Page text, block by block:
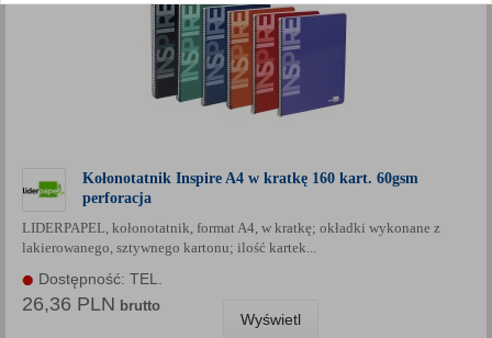
Kołonotatnik Inspire A4 w kratkę 160 kart. 60gsm
perforacja
LIDERPAPEL, kołonotatnik, format A4, w kratkę; okładki wykonane z
lakierowanego, sztywnego kartonu; ilość kartek...
Dostępność: TEL.
26,36 PLN brutto
Wyświetl
zrobić . Te same informacje znajdziesz także na podstronie z
naszą polityką prywatności obowiązującą od 25 maja 2018.
W przypadku użytkowników zalogowanych, aby umożliwić
prawidłową realizację Umowy z Państwem i związane z tym
prawidłowe działanie naszej strony www, a w szczególności
czy cenach indywidualnych, ważna jest Państwa wcześniejsza
zgoda której udzieliliście podczas zakładania konta.
Każda Państwa zgoda jest dobrowolna i można ją w dowolnym
momencie wycofać.
Polityka prywatności (rozwiń)
Klauzula Informacyjna (rozwiń)